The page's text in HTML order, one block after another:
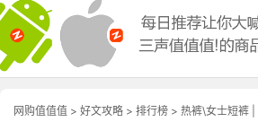
网购值值值 > 好文攻略 > 排行榜 > 热裤\女士短裤